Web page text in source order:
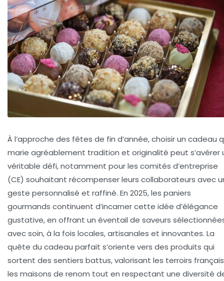
À l’approche des fêtes de fin d’année, choisir un cadeau
marie agréablement tradition et originalité peut s’avérer
véritable défi, notamment pour les comités d’entreprise
(CE) souhaitant récompenser leurs collaborateurs avec
geste personnalisé et raffiné. En 2025, les paniers
gourmands continuent d’incarner cette idée d’élégance
gustative, en offrant un éventail de saveurs
avec soin, à la fois locales, artisanales et innovantes. La
quête du cadeau parfait s’oriente vers des produits qui
sortent des sentiers battus, valorisant les terroirs
les maisons de renom tout en respectant une diversité